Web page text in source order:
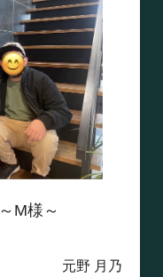
M様～
元野 月乃